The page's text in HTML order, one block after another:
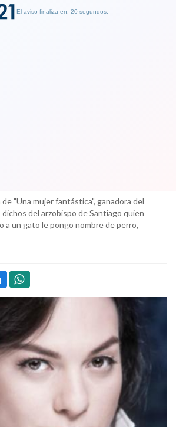
"Una mujer fantástica", ganadora del
del arzobispo de Santiago quien
a un gato le pongo nombre de perro,
El aviso finaliza en: 19 segundos.